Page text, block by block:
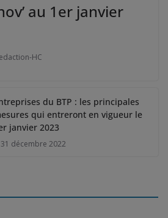
au 1er janvier
HC
du BTP : les principales
qui entreront en vigueur le
janvier 2023
31 décembre 2022